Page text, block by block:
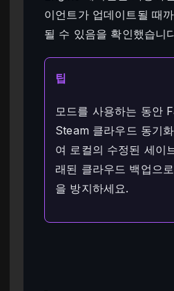
이언트가 업데이트될 때
될 수 있음을 확인했습니
팁
모드를 사용하는 동안
Steam 클라우드 동기
여 로컬의 수정된 세이
래된 클라우드 백업으
을 방지하세요.